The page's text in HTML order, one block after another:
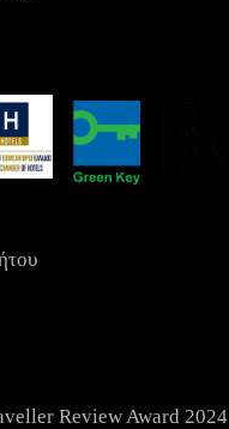
Review Award 2024